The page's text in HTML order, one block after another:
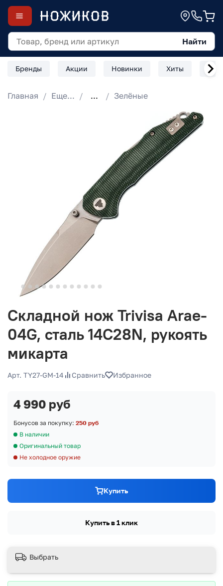
Найти
Бренды Акции Новинки Хиты
Главная Еще... ... Зелёные
Складной нож Trivisa Arae-
04G, сталь 14C28N, рукоять
микарта
Арт. TY27-GM-14 Сравнить Избранное
4 990 руб
Бонусов за покупку: 250 руб
В наличии
Оригинальный товар
Не холодное оружие
Купить
Купить в 1 клик
Выбрать